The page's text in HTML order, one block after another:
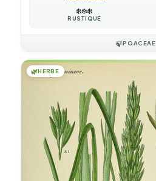
❄️❄️❄️
RUSTIQUE
🍃POACEAE
🌿HERBE